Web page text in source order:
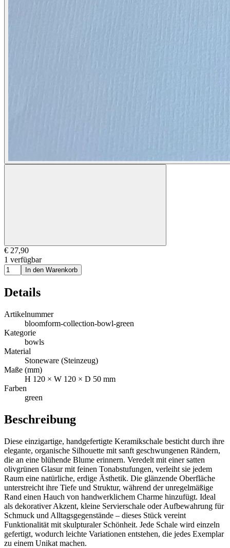
€ 27,90
1 verfügbar
In den Warenkorb
Details
Artikelnummer
bloomform-collection-bowl-green
Kategorie
bowls
Material
Stoneware (Steinzeug)
Maße (mm)
H 120 × W 120 × D 50 mm
Farben
green
Beschreibung
Diese einzigartige, handgefertigte Keramikschale besticht durch ihre
elegante, organische Silhouette mit sanft geschwungenen Rändern,
die an eine blühende Blume erinnern. Veredelt mit einer satten
olivgrünen Glasur mit feinen Tonabstufungen, verleiht sie jedem
Raum eine natürliche, erdige Ästhetik. Die glänzende Oberfläche
unterstreicht ihre Tiefe und Struktur, während der unregelmäßige
Rand einen Hauch von handwerklichem Charme hinzufügt. Ideal
als dekorativer Akzent, kleine Servierschale oder Aufbewahrung für
Schmuck und Alltagsgegenstände – dieses Stück vereint
Funktionalität mit skulpturaler Schönheit. Jede Schale wird einzeln
gefertigt, wodurch leichte Variationen entstehen, die jedes Exemplar
zu einem Unikat machen.